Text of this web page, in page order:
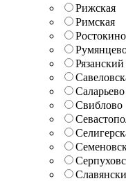
Рижская
Римская
Ростокино
Саларьево
Свиблово